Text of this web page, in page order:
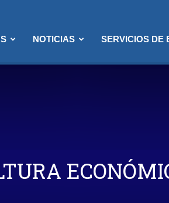
NOTICIAS SERVICIOS DE